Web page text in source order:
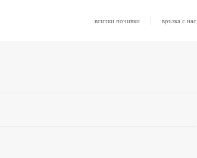
всички почивки | връзка с нас